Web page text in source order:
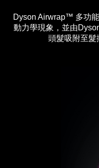
Dyson Airwrap™ 多功
動力學現象，並由
頭髮吸附至髮